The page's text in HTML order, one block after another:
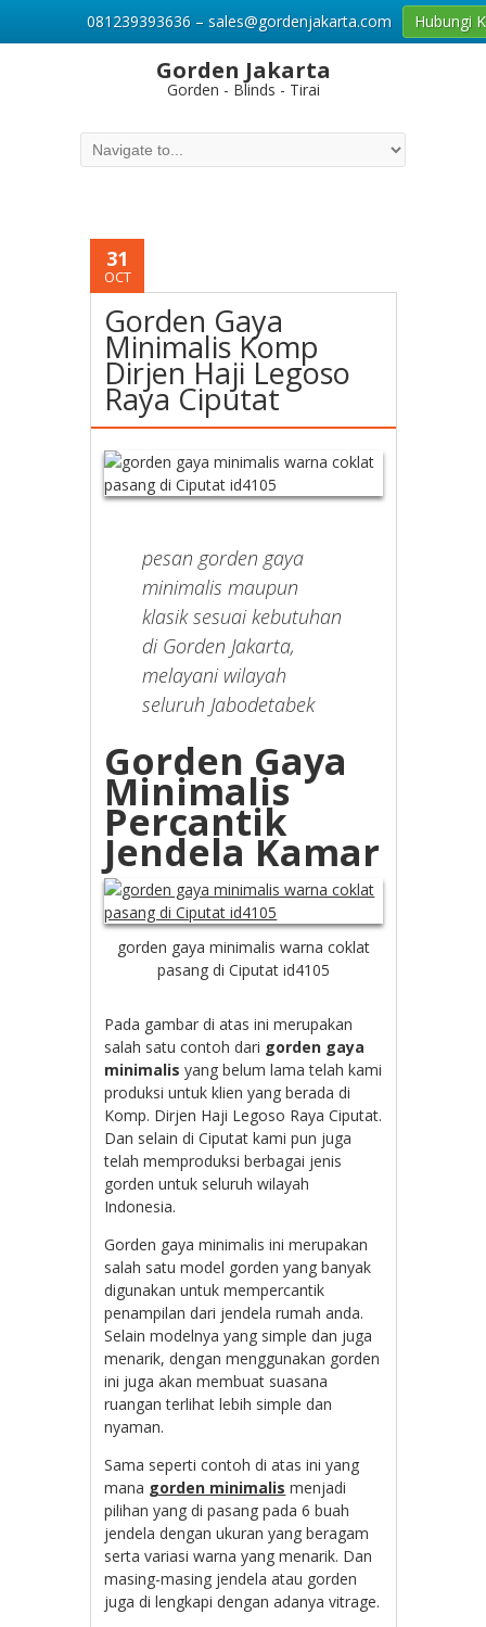
Gorden Jakarta
Gorden - Blinds - Tirai
31
OCT
Gorden Gaya
Minimalis Komp
Dirjen Haji Legoso
Raya Ciputat
pesan gorden gaya
minimalis maupun
klasik sesuai kebutuhan
di Gorden Jakarta,
melayani wilayah
seluruh Jabodetabek
Gorden Gaya
Minimalis
Percantik
Jendela Kamar
gorden gaya minimalis warna coklat
pasang di Ciputat id4105
Pada gambar di atas ini merupakan
salah satu contoh dari gorden gaya
minimalis yang belum lama telah kami
produksi untuk klien yang berada di
Komp. Dirjen Haji Legoso Raya Ciputat.
Dan selain di Ciputat kami pun juga
telah memproduksi berbagai jenis
gorden untuk seluruh wilayah
Indonesia.
Gorden gaya minimalis ini merupakan
salah satu model gorden yang banyak
digunakan untuk mempercantik
penampilan dari jendela rumah anda.
Selain modelnya yang simple dan juga
menarik, dengan menggunakan gorden
ini juga akan membuat suasana
ruangan terlihat lebih simple dan
nyaman.
Sama seperti contoh di atas ini yang
mana gorden minimalis menjadi
pilihan yang di pasang pada 6 buah
jendela dengan ukuran yang beragam
serta variasi warna yang menarik. Dan
masing-masing jendela atau gorden
juga di lengkapi dengan adanya vitrage.
081239393636 – sales@gordenjakarta.com Hubungi